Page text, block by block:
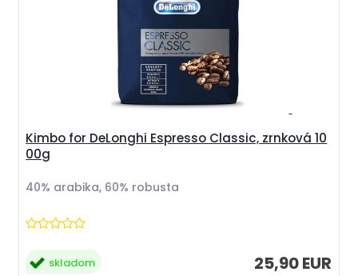
Kimbo for DeLonghi Espresso Classic, zrnková 10
00g
40% arabika, 60% robusta
25,90 EUR
skladom